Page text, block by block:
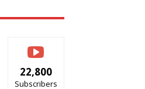
22,800
Subscribers